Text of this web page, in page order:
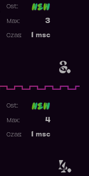
3.
Ost:
3
Max:
msc
Czas:
4.
Ost:
4
Max:
msc
Czas: